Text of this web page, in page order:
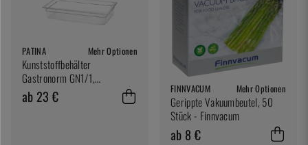
PATINA Mehr Optionen
Kunststoffbehälter
Gastronorm GN1/1,
transparent - Patina
ab 23 € FINNVACUM Mehr Optionen
Gerippte Vakuumbeutel, 50
Stück - Finnvacum
ab 8 €